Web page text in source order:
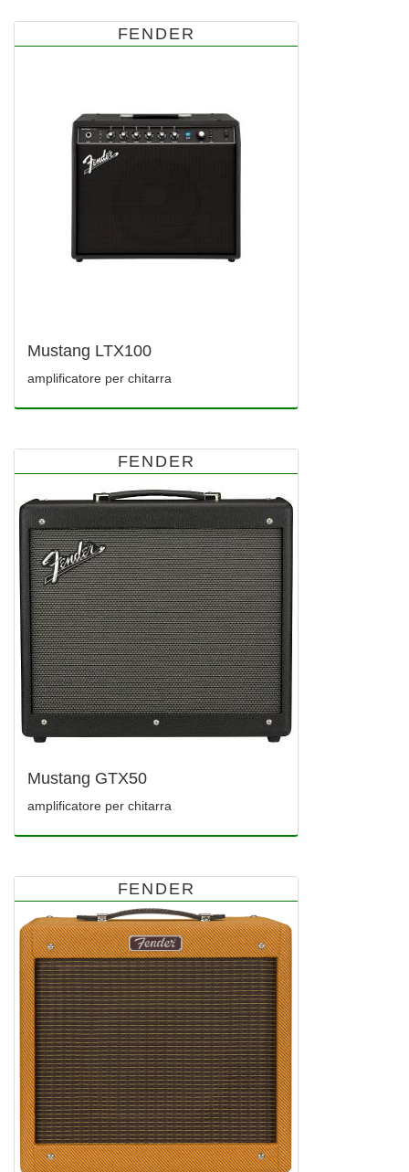
FENDER
Mustang LTX100
amplificatore per chitarra
FENDER
Mustang GTX50
amplificatore per chitarra
FENDER